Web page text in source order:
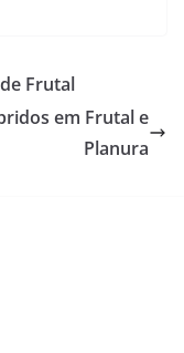
Frutal
em Frutal e
Planura